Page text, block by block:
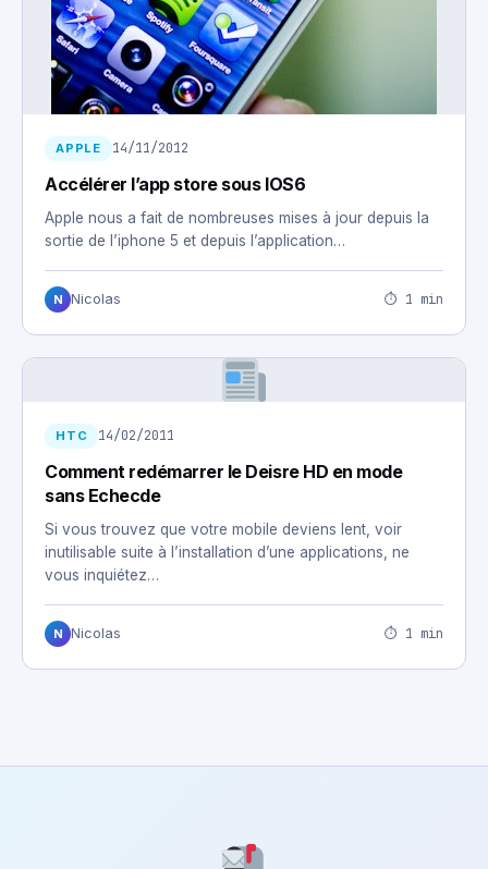
APPLE 14/11/2012
Accélérer l’app store sous IOS6
Apple nous a fait de nombreuses mises à jour depuis la
sortie de l’iphone 5 et depuis l’application…
N Nicolas ⏱ 1 min
HTC 14/02/2011
Comment redémarrer le Deisre HD en mode
sans Echecde
Si vous trouvez que votre mobile deviens lent, voir
inutilisable suite à l’installation d’une applications, ne
vous inquiétez…
N Nicolas ⏱ 1 min